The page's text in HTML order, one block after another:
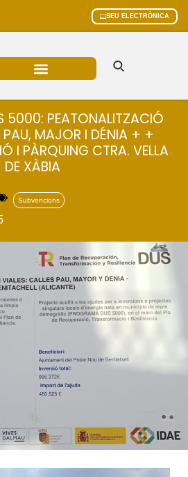
SEU ELECTRÒNICA
5000: PEATONALITZACIÓ
PAU, MAJOR I DÉNIA + +
I PÀRQUING CTRA. VELLA
DE XÀBIA
Subvencions